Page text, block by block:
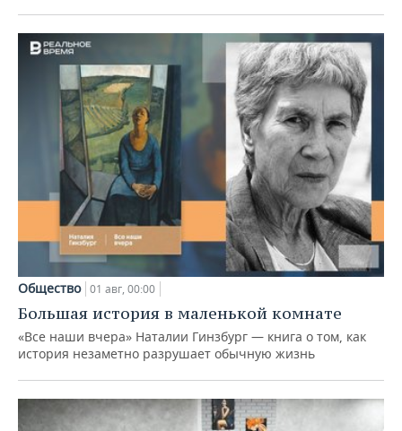
Общество 01 авг, 00:00
Большая история в маленькой комнате
«Все наши вчера» Наталии Гинзбург — книга о том, как
история незаметно разрушает обычную жизнь